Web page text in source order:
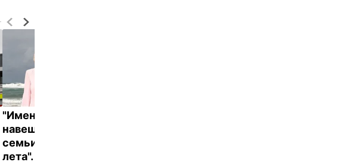
"Именно там его
навещают члены
семьи в течение
лета". Где отдыхают